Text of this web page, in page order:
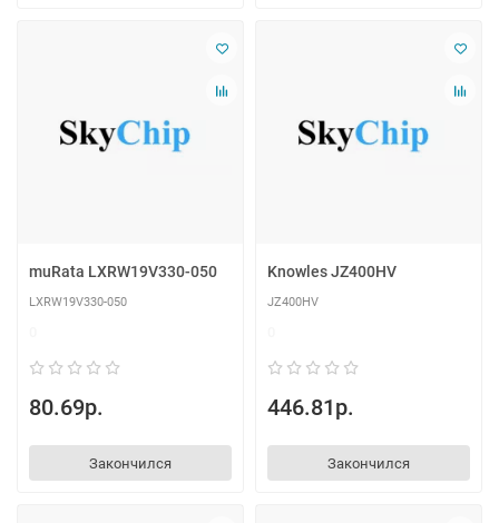
muRata LXRW19V330-050
LXRW19V330-050
80.69р.
Закончился
Knowles JZ400HV
JZ400HV
446.81р.
Закончился